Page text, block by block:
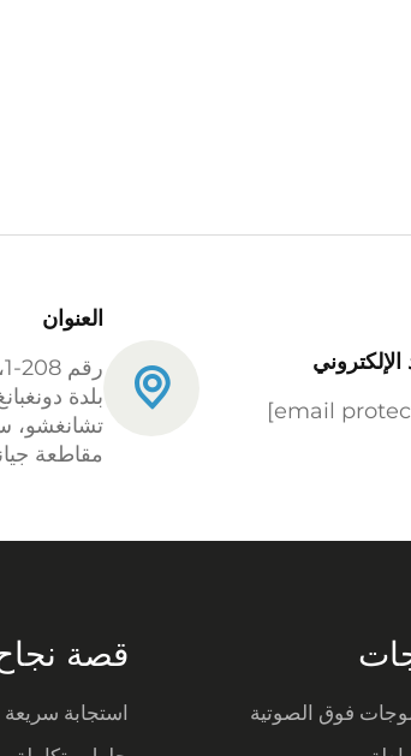
الإلكتروني
العنوان
بلدة
تشانغشو،
مقاطعة
فوق الصوتية
قصة
استجابة
المعدات لتلبية